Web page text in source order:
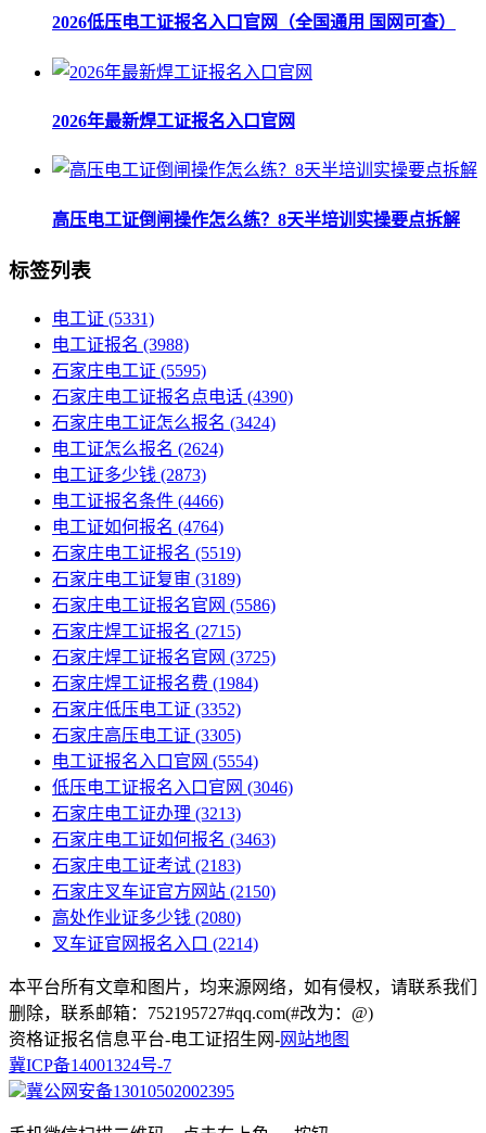
2026低压电工证报名入口官网（全国通用 国网可查）
2026年最新焊工证报名入口官网
高压电工证倒闸操作怎么练？8天半培训实操要点拆解
标签列表
电工证 (5331)
电工证报名 (3988)
石家庄电工证 (5595)
石家庄电工证报名点电话 (4390)
石家庄电工证怎么报名 (3424)
电工证怎么报名 (2624)
电工证多少钱 (2873)
电工证报名条件 (4466)
电工证如何报名 (4764)
石家庄电工证报名 (5519)
石家庄电工证复审 (3189)
石家庄电工证报名官网 (5586)
石家庄焊工证报名 (2715)
石家庄焊工证报名官网 (3725)
石家庄焊工证报名费 (1984)
石家庄低压电工证 (3352)
石家庄高压电工证 (3305)
电工证报名入口官网 (5554)
低压电工证报名入口官网 (3046)
石家庄电工证办理 (3213)
石家庄电工证如何报名 (3463)
石家庄电工证考试 (2183)
石家庄叉车证官方网站 (2150)
高处作业证多少钱 (2080)
叉车证官网报名入口 (2214)
本平台所有文章和图片，均来源网络，如有侵权，请联系我们
删除，联系邮箱：752195727#qq.com(#改为：@)
资格证报名信息平台-电工证招生网-网站地图
冀ICP备14001324号-7
冀公网安备13010502002395